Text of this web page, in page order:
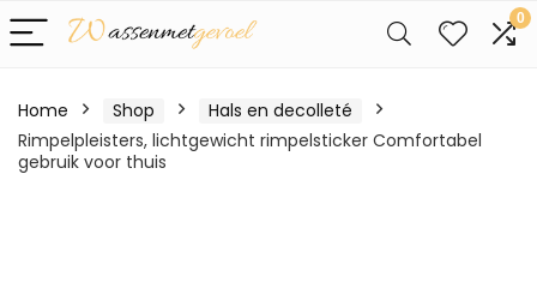
0
Home Shop
Hals en decolleté
Rimpelpleisters, lichtgewicht rimpelsticker Comfortabel
gebruik voor thuis